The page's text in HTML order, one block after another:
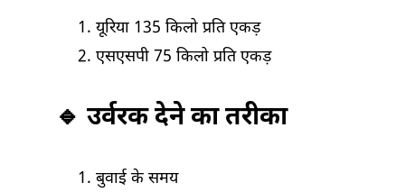
यूरिया 135 किलो प्रति एकड़
एसएसपी 75 किलो प्रति एकड़
🔹 उर्वरक देने का तरीका
बुवाई के समय